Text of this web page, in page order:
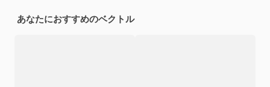
あなたにおすすめのベクトル